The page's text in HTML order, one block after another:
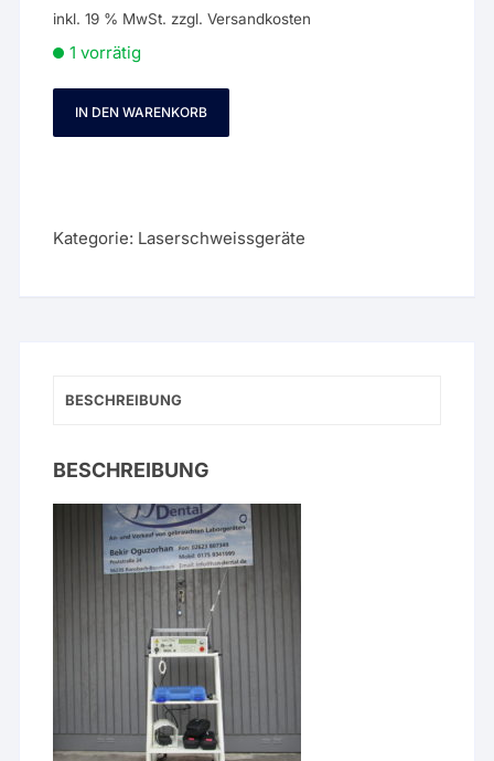
inkl. 19 % MwSt. zzgl.Versandkosten
1 vorrätig
Schütz
6
IN DEN WARENKORB
Kategorie: Laserschweissgeräte
BESCHREIBUNG
BESCHREIBUNG